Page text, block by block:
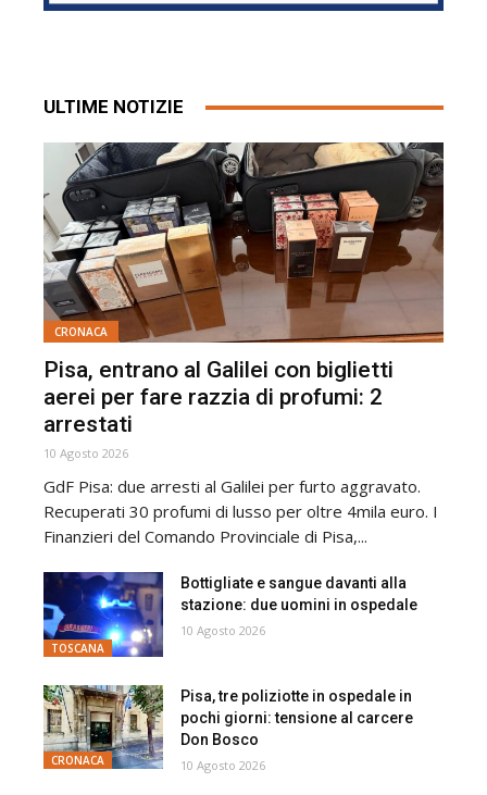
ULTIME NOTIZIE
CRONACA
Pisa, entrano al Galilei con biglietti
aerei per fare razzia di profumi: 2
arrestati
10 Agosto 2026
GdF Pisa: due arresti al Galilei per furto aggravato.
Recuperati 30 profumi di lusso per oltre 4mila euro. I
Finanzieri del Comando Provinciale di Pisa,...
TOSCANA
Bottigliate e sangue davanti alla
stazione: due uomini in ospedale
10 Agosto 2026
CRONACA
Pisa, tre poliziotte in ospedale in
pochi giorni: tensione al carcere
Don Bosco
10 Agosto 2026